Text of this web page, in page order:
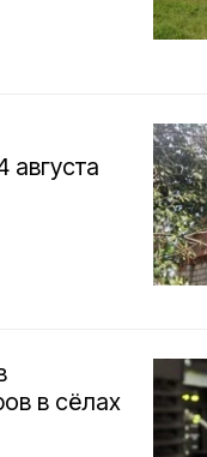
августа
в сёлах